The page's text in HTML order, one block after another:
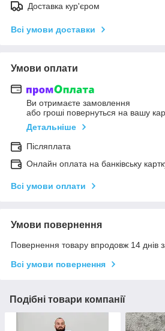
Доставка кур'єром
Всі умови доставки
Умови оплати
Ви отримаєте замовлення
або гроші повернуться на вашу
Детальніше
Післяплата
Онлайн оплата на банківську
Всі умови оплати
Умови повернення
Повернення товару впродовж 14 днів
Всі умови повернення
Подібні товари компанії